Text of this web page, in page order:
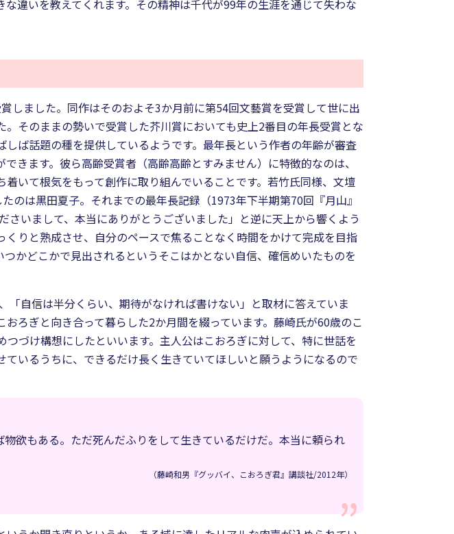
違いを教えてくれます。その精神は千代が99年の生涯を通じて失わな
しました。同作はそのおよそ3か月前に第54回文藝賞を受賞して世に出
そのままの勢いで受賞した芥川賞においても史上2番目の年長受賞とな
ば話題の種を提供しているようです。最年長という作者の年齢が審査
きます。彼ら高齢受賞者（高齢高齢とすみません）に特徴的なのは、
いて根気をもって創作に取り組んでいることです。若竹氏同様、文壇
は黒田夏子。それまでの最年長記録（1973年下半期第70回『月山』
いまして、本当にありがとうございました」と逆に天上から響くよう
りと熟成させ、自分のペースで焦ることなく時間をかけて完成を目指
かどこかで見出されるというそこはかとない自信、確信めいたものを
自信は半分くらい、期待がなければ書けない」と取材に答えていま
ろぎと向き合って暮らした2か月間を綴っています。藤崎氏が60歳のこ
つづけ構想にしたといいます。主人公はこおろぎに対して、特に世話を
いるうちに、できるだけ長く生きていてほしいと願うようになるので
欲もある。ただ死んだふりをして生きているだけだ。本当に頼られ
（藤崎和男『グッバイ、こおろぎ君』講談社/2012年）